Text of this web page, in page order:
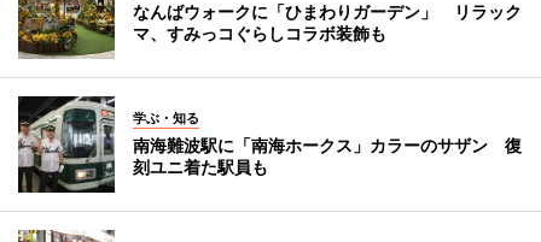
なんばウォークに「ひまわりガーデン」 リラック
マ、すみっコぐらしコラボ装飾も
学ぶ・知る
南海難波駅に「南海ホークス」カラーのサザン 復
刻ユニ着た駅員も